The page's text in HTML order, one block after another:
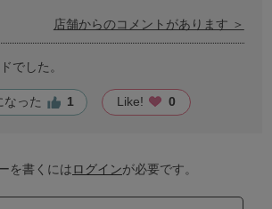
店舗からのコメントがあります ＞
でした。
なった 1 Like! 0
を書くにはログインが必要です。